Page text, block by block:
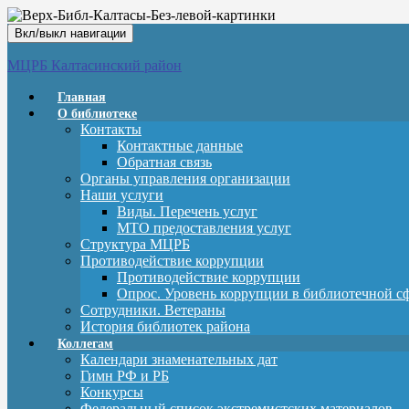
Вкл/выкл навигации
МЦРБ Калтасинский район
Главная
О библиотеке
Контакты
Контактные данные
Обратная связь
Органы управления организации
Наши услуги
Виды. Перечень услуг
МТО предоставления услуг
Структура МЦРБ
Противодействие коррупции
Противодействие коррупции
Опрос. Уровень коррупции в библиотечной
Сотрудники. Ветераны
История библиотек района
Коллегам
Календари знаменательных дат
Гимн РФ и РБ
Конкурсы